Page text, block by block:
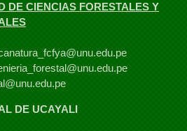
Fores...
DE CIENCIAS FORESTALES Y
DE UCAYALI